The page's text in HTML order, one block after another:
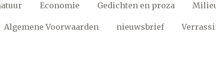
Economie Gedichten en proza
Algemene Voorwaarden nieuwsbrief